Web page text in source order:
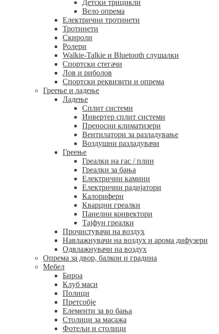
Детски трицикли
Вело опрема
Електрични тротинети
Тротинети
Скироли
Ролери
Walkie-Talkie и Bluetooth слушалки
Спортски стегачи
Лов и риболов
Спортски реквизити и опрема
Греење и ладење
Ладење
Сплит системи
Инвертер сплит системи
Преносни климатизери
Вентилатори за разладување
Воздушни разладувачи
Греење
Греалки на гас / плин
Греалки за бања
Електрични камини
Електрични радијатори
Калорифери
Кварцни греалки
Панелни конвектори
Тајфун греалки
Прочистувачи на воздух
Навлажнувачи на воздух и арома дифузери
Одвлажнувачи на воздух
Опрема за двор, балкон и градина
Мебел
Бироа
Клуб маси
Полици
Претсобје
Елементи за во бања
Столици за масажа
Фотељи и столици